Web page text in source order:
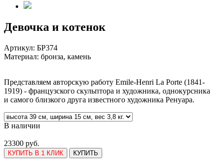
Девочка и котенок
Артикул: БР374
Материал: бронза, камень
Представляем авторскую работу Emile-Henri La Porte (1841-
1919) - французского скульптора и художника, однокурсника
и самого близкого друга известного художника Ренуара.
В наличии
23300 руб.
КУПИТЬ В 1 КЛИК КУПИТЬ